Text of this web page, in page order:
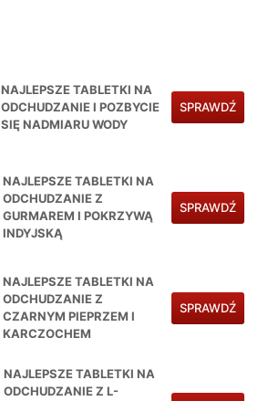
NAJLEPSZE TABLETKI NA
ODCHUDZANIE I POZBYCIE
SIĘ NADMIARU WODY
SPRAWDŹ
NAJLEPSZE TABLETKI NA
ODCHUDZANIE Z
GURMAREM I POKRZYWĄ
INDYJSKĄ
SPRAWDŹ
NAJLEPSZE TABLETKI NA
ODCHUDZANIE Z
CZARNYM PIEPRZEM I
KARCZOCHEM
SPRAWDŹ
NAJLEPSZE TABLETKI NA
ODCHUDZANIE Z L-